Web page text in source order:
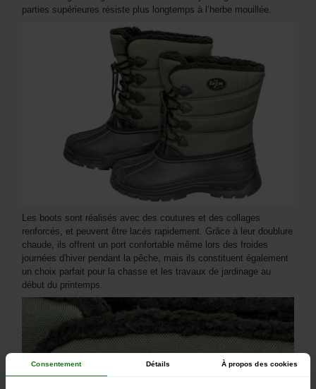
Consentement Détails À propos des cookies
parties supérieures résiste plus longtemps à l’herbe mouillée.
Les boots sont réalisés avec des coutures et des collages
renforcés, et peuvent être lacés rapidement. Grâce à leur doublure
chaude, ils offrent un port confortable même lors des froides
journées d'hiver pendant la pêche, mais ils constituent également
un choix parfait pour la chasse et les travaux de jardinage au
début du printemps.